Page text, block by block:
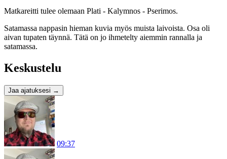
Matkareitti tulee olemaan Plati - Kalymnos - Pserimos.
Satamassa nappasin hieman kuvia myös muista laivoista. Osa oli
aivan tupaten täynnä. Tätä on jo ihmetelty aiemmin rannalla ja
satamassa.
Keskustelu
Jaa ajatuksesi →
09:37